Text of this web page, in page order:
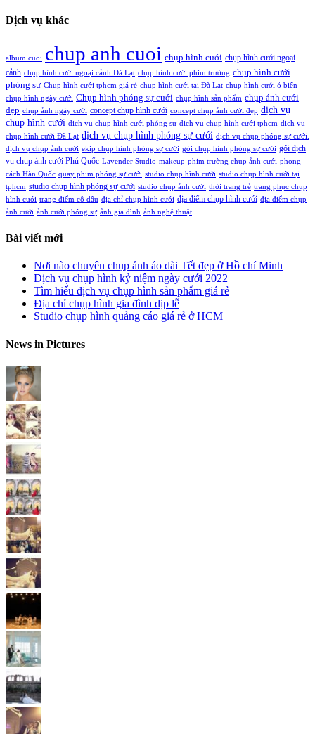
Dịch vụ khác
album cuoi chup anh cuoi chụp hình cưới chụp hình cưới ngoại
cảnh chụp hình cưới ngoại cảnh Đà Lạt chụp hình cưới phim trường chụp hình cưới
phóng sự Chụp hình cưới tphcm giá rẻ chụp hình cưới tại Đà Lạt chụp hình cưới ở biển
chụp hình ngày cưới Chụp hình phóng sự cưới chụp hình sản phẩm chụp ảnh cưới
đẹp chụp ảnh ngày cưới concept chụp hình cưới concept chụp ảnh cưới đẹp dịch vụ
chụp hình cưới dịch vụ chụp hình cưới phóng sự dịch vụ chụp hình cưới tphcm dịch vụ
chụp hình cưới Đà Lạt dịch vụ chụp hình phóng sự cưới dịch vụ chụp phóng sự cưới.
dịch vụ chụp ảnh cưới ekip chụp hình phóng sự cưới gói chụp hình phóng sự cưới gói dịch
vụ chụp ảnh cưới Phú Quốc Lavender Studio makeup phim trường chụp ảnh cưới phong
cách Hàn Quốc quay phim phóng sự cưới studio chụp hình cưới studio chụp hình cưới tại
tphcm studio chụp hình phóng sự cưới studio chụp ảnh cưới thời trang trẻ trang phục chụp
hình cưới trang điểm cô dâu địa chỉ chụp hình cưới địa điểm chụp hình cưới địa điểm chụp
ảnh cưới ảnh cưới phóng sự ảnh gia đình ảnh nghệ thuật
Bài viết mới
Nơi nào chuyên chụp ảnh áo dài Tết đẹp ở Hồ chí Minh
Dịch vụ chụp hình kỷ niệm ngày cưới 2022
Tìm hiểu dịch vụ chụp hình sản phẩm giá rẻ
Địa chỉ chụp hình gia đình dịp lễ
Studio chụp hình quảng cáo giá rẻ ở HCM
News in Pictures